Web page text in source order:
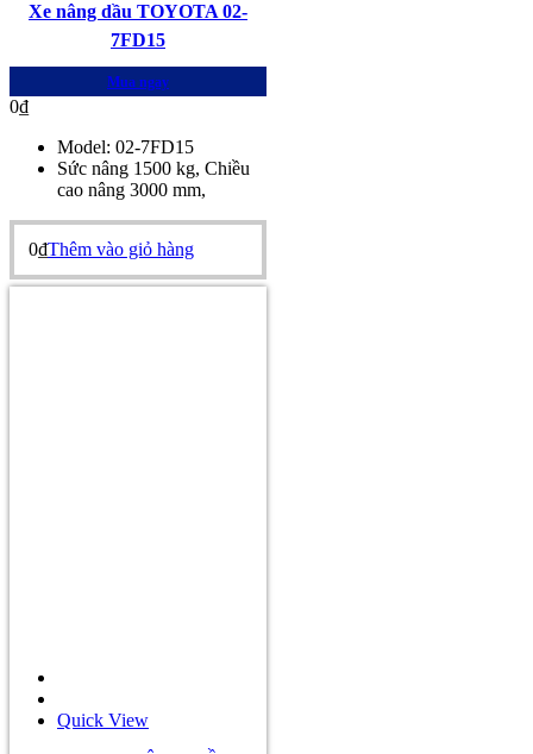
Xe nâng dầu TOYOTA 02-
7FD15
Mua ngay
0₫
Model: 02-7FD15
Sức nâng 1500 kg, Chiều
cao nâng 3000 mm,
0₫Thêm vào giỏ hàng
Quick View